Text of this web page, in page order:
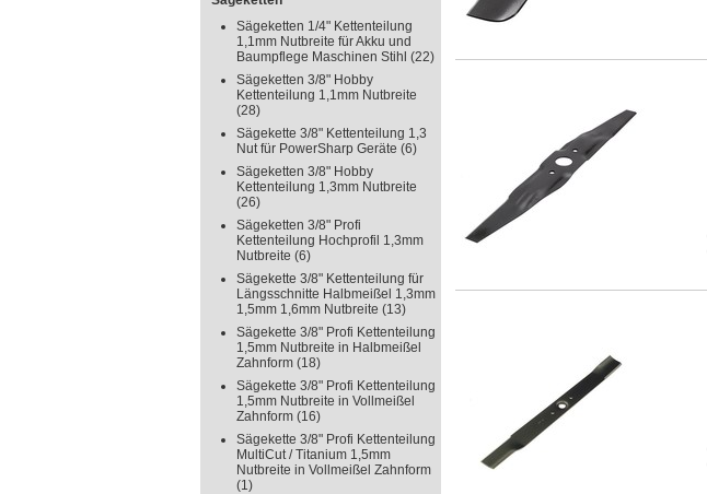
Sägeketten 1/4" Kettenteilung
1,1mm Nutbreite für Akku und
Baumpflege Maschinen Stihl (22)
Sägeketten 3/8" Hobby
Kettenteilung 1,1mm Nutbreite
(28)
Sägekette 3/8" Kettenteilung 1,3
Nut für PowerSharp Geräte (6)
Sägeketten 3/8" Hobby
Kettenteilung 1,3mm Nutbreite
(26)
Sägeketten 3/8" Profi
Kettenteilung Hochprofil 1,3mm
Nutbreite (6)
Sägekette 3/8" Kettenteilung für
Längsschnitte Halbmeißel 1,3mm
1,5mm 1,6mm Nutbreite (13)
Sägekette 3/8" Profi Kettenteilung
1,5mm Nutbreite in Halbmeißel
Zahnform (18)
Sägekette 3/8" Profi Kettenteilung
1,5mm Nutbreite in Vollmeißel
Zahnform (16)
Sägekette 3/8" Profi Kettenteilung
MultiCut / Titanium 1,5mm
Nutbreite in Vollmeißel Zahnform
(1)